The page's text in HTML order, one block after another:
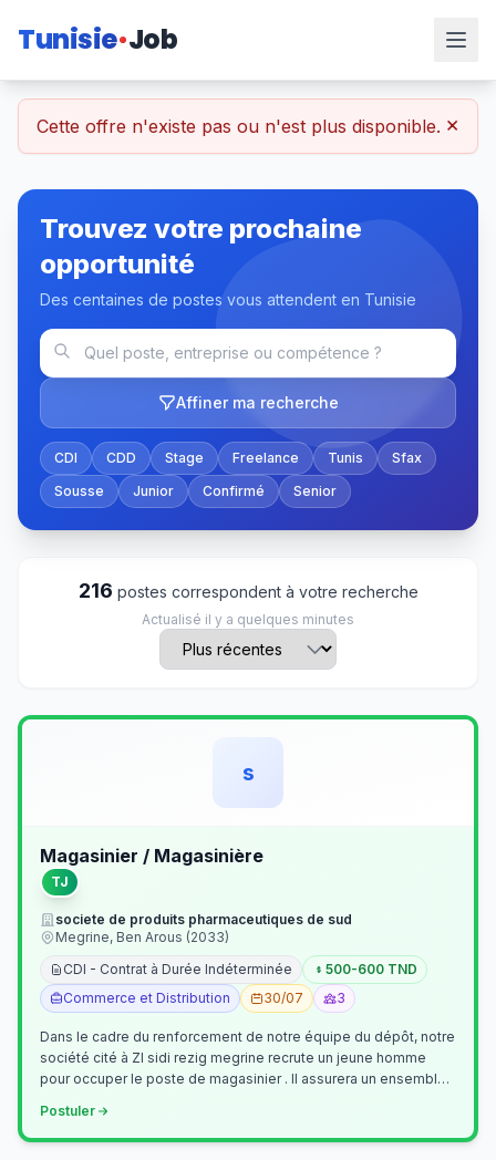
Tunisie Job
Cette offre n'existe pas ou n'est plus disponible. ×
Trouvez votre prochaine
opportunité
Des centaines de postes vous attendent en Tunisie
Affiner ma recherche
CDI CDD Stage Freelance Tunis
Sfax
Sousse
Junior Confirmé Senior
216 postes correspondent à votre recherche
Actualisé il y a quelques minutes
s
Magasinier / Magasinière
TJ
societe de produits pharmaceutiques de sud
Megrine, Ben Arous (2033)
CDI - Contrat à Durée Indéterminée
500-600 TND
Commerce et Distribution
30/07 3
Dans le cadre du renforcement de notre équipe du dépôt, notre
société cité à ZI sidi rezig megrine recrute un jeune homme
pour occuper le poste de magasinier . Il assurera un ensemble
Postuler